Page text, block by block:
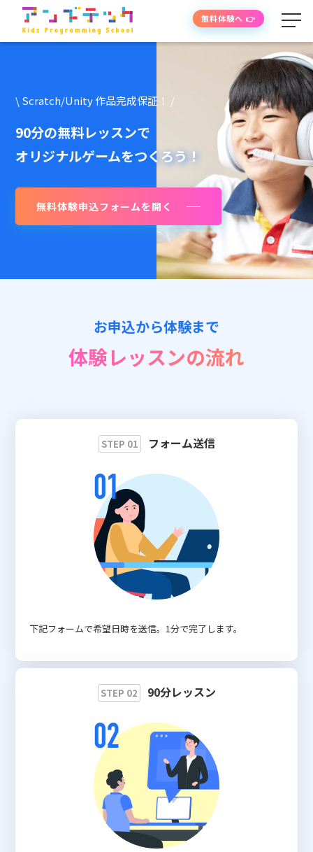
授業の流れ
先生紹介
授業時間・料金
📖 資料請求
👉 無料体験お申込
無料体験へ 👉
\ Scratch/Unity 作品完成保証！ /
90分の無料レッスンで
オリジナルゲームをつくろう！
無料体験申込フォームを開く
お申込から体験まで
体験レッスンの流れ
STEP 01 フォーム送信
下記フォームで希望日時を送信。1分で完了します。
STEP 02 90分レッスン